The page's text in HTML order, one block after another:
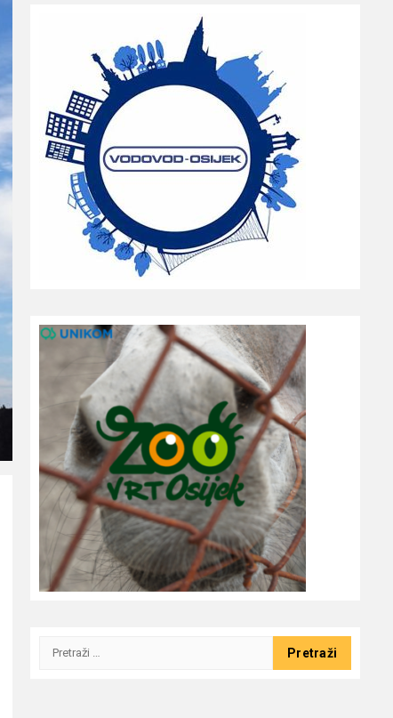
Pretraži: